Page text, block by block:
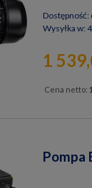
Dostępność:
Wysyłka w:
1
Cena netto:
Pompa